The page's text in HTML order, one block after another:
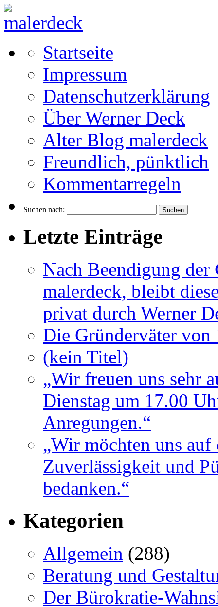
Startseite
Impressum
Datenschutzerklärung
Über Werner Deck
Alter Blog malerdeck
Freundlich, pünktlich
Kommentarregeln
Suchen nach:
Letzte Einträge
Nach Beendigung
malerdeck, bleibt
privat durch Werner
Die Gründerväter
(kein Titel)
„Wir freuen uns sehr
Dienstag um 17.00
Anregungen.“
„Wir möchten uns
Zuverlässigkeit und
bedanken.“
Kategorien
Allgemein (288)
Beratung und
Der Bürokratie-